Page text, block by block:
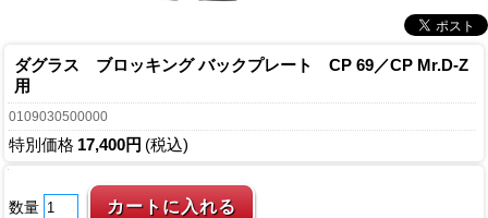
ダグラス ブロッキング バックプレート CP 69／CP Mr.D-Z
用
0109030500000
特別価格 17,400円 (税込)
数量